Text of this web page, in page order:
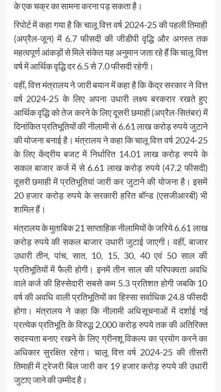
के एक चक्र का सामना करना पड़ सकता है।
रिपोर्ट में कहा गया है कि चालू वित्त वर्ष 2024-25 की पहली तिमाही
(अप्रैल-जून) में 6.7 फीसदी की जीडीपी वृद्धि और अगस्त तक
महत्वपूर्ण आंकड़ों से मिले संकेत यह अनुमान जता रहे हैं कि चालू वित्त
वर्ष में आर्थिक वृद्धि दर 6.5 से 7.0 फीसदी रहेगी।
वहीं, वित्त मंत्रालय ने जारी बयान में कहा है कि केंद्र सरकार ने वित्त
वर्ष 2024-25 के लिए अपना उधारी लक्ष्य बरकरार रखते हुए
आर्थिक वृद्धि को तेज करने के लिए दूसरी छमाही (अप्रैल-सितंबर) में
दिनांकित प्रतिभूतियों की नीलामी से 6.61 लाख करोड़ रुपये जुटाने
की योजना बनाई है। मंत्रालय ने कहा कि चालू वित्त वर्ष 2024-25
के लिए केंद्रीय बजट में निर्धारित 14.01 लाख करोड़ रुपये के
सकल बाजार कर्ज में से 6.61 लाख करोड़ रुपये (47.2 फीसदी)
दूसरी छमाही में प्रतिभूतियां जारी कर जुटाने की योजना है। इसमें
20 हजार करोड़ रुपये के सरकारी हरित बॉन्ड (एसजीआरबी) भी
शामिल हैं।
मंत्रालय के मुताबिक 21 साप्ताहिक नीलामियों के जरिये 6.61 लाख
करोड़ रुपये की सकल बाजार उधारी जुटाई जाएगी। वहीं, बाजार
उधारी तीन, पांच, सात, 10, 15, 30, 40 एवं 50 साल की
प्रतिभूतियों में फैली होगी। इनमें तीन साल की परिपक्वता अवधि
वाले कर्ज की हिस्सेदारी सबसे कम 5.3 प्रतिशत होगी जबकि 10
वर्ष की अवधि वाली प्रतिभूतियों का हिस्सा सर्वाधिक 24.8 फीसदी
होगा। मंत्रालय ने कहा कि नीलामी अधिसूचनाओं में दर्शाई गई
प्रत्येक प्रतिभूति के विरुद्ध 2,000 करोड़ रुपये तक की अतिरिक्त
सदस्यता बनाए रखने के लिए ग्रीनशू विकल्प का प्रयोग करने का
अधिकार सुरक्षित रहेगा। चालू वित्त वर्ष 2024-25 की तीसरी
तिमाही में ट्रेजरी बिल जारी कर 19 हजार करोड़ रुपये की उधारी
जुटाए जाने की उम्मीद है।